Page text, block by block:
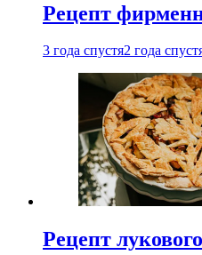
Рецепт
3 года спустя2 года
Рецепт